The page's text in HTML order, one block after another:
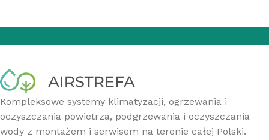
Kompleksowe systemy klimatyzacji, ogrzewania i
oczyszczania powietrza, podgrzewania i oczyszczania
wody z montażem i serwisem na terenie całej Polski.